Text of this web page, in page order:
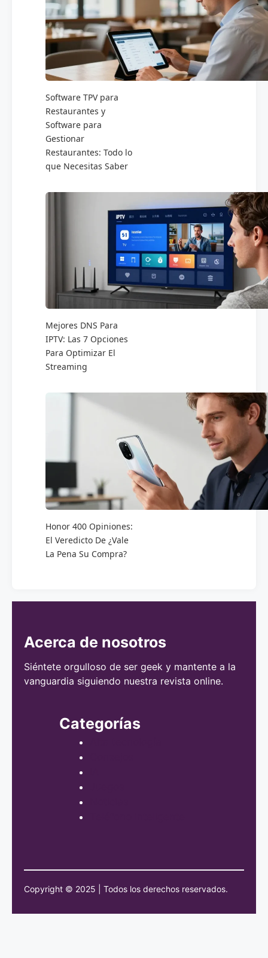
Software TPV para
Restaurantes y
Software para
Gestionar
Restaurantes: Todo lo
que Necesitas Saber
Mejores DNS Para
IPTV: Las 7 Opciones
Para Optimizar El
Streaming
Honor 400 Opiniones:
El Veredicto De ¿Vale
La Pena Su Compra?
Acerca de nosotros
Siéntete orgulloso de ser geek y mantente a la
vanguardia siguiendo nuestra revista online.
Categorías
Copyright © 2025 | Todos los derechos reservados.